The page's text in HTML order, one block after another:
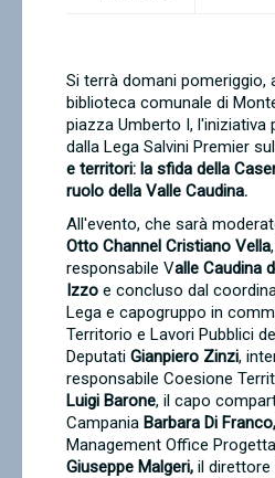
Si terrà domani pomeriggio,
biblioteca comunale di
piazza Umberto I, l'iniziativa
dalla Lega Salvini Premier
e territori: la sfida della
ruolo della Valle Caudina.
All'evento, che sarà
Otto Channel Cristiano Vella
responsabile Valle Caudina
Izzo e concluso dal
Lega e capogruppo in
Territorio e Lavori Pubblici
Deputati Gianpiero Zinzi,
responsabile Coesione
Luigi Barone, il capo
Campania Barbara Di Franco,
Management Office
Giuseppe Malgeri, il direttore